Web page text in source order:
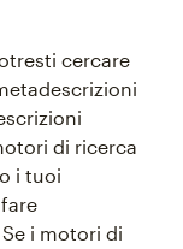
cercare
di ricerca
i tuoi
i motori di